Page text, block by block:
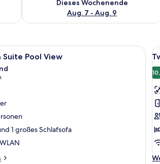
Dieses Wochenende
Aug. 7 - Aug. 9
mit Blick auf Gebäude, einem Deckenventilator
Ein Hotelzimmer mit einem großen
Pool View
1 großes Schlafsofa